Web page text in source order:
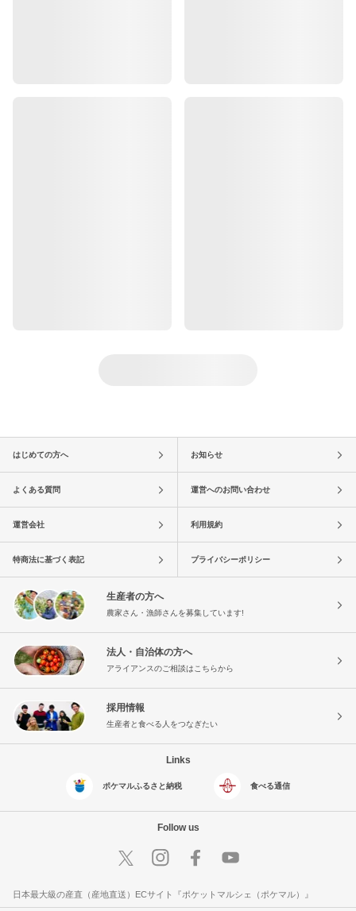
はじめての方へ お知らせ
よくある質問 運営へのお問い合わせ
運営会社 利用規約
特商法に基づく表記 プライバシーポリシー
生産者の方へ
農家さん・漁師さんを募集しています!
法人・自治体の方へ
アライアンスのご相談はこちらから
採用情報
生産者と食べる人をつなぎたい
Links
ポケマルふるさと納税 食べる通信
Follow us
日本最大級の産直（産地直送）ECサイト『ポケットマルシェ（ポケマル）』